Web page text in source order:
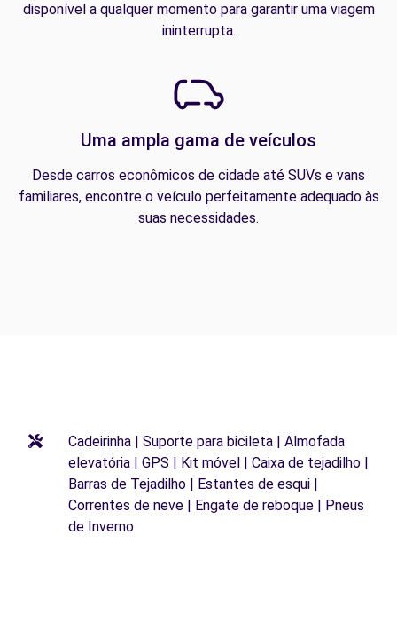
disponível a qualquer momento para garantir uma viagem
ininterrupta.
Uma ampla gama de veículos
Desde carros econômicos de cidade até SUVs e vans
familiares, encontre o veículo perfeitamente adequado às
suas necessidades.
Cadeirinha | Suporte para bicileta | Almofada
elevatória | GPS | Kit móvel | Caixa de tejadilho |
Barras de Tejadilho | Estantes de esqui |
Correntes de neve | Engate de reboque | Pneus
de Inverno